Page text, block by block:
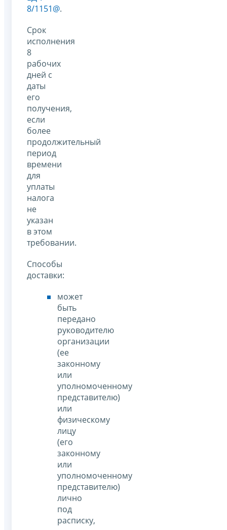
8/1151@.
Срок
исполнения
8
рабочих
дней с
даты
его
получения,
если
более
продолжительный
период
времени
для
уплаты
налога
не
указан
в этом
требовании.
Способы
доставки:
может
быть
передано
руководителю
организации
(ее
законному
или
уполномоченному
представителю)
или
физическому
лицу
(его
законному
или
уполномоченному
представителю)
лично
под
расписку,